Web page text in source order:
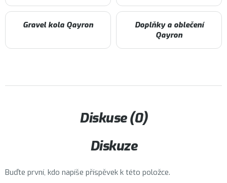
Gravel kola Qayron
Doplňky a oblečení
Qayron
Diskuse (0)
Diskuze
Buďte první, kdo napíše příspěvek k této položce.